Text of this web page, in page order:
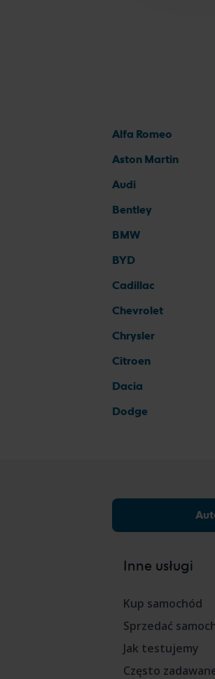
Alfa Romeo
Aston Martin
Audi
Bentley
BMW
BYD
Cadillac
Chevrolet
Chrysler
Citroen
Dacia
Dodge
Inne usługi
Kup samochód
Sprzedać
Jak testujemy
Często